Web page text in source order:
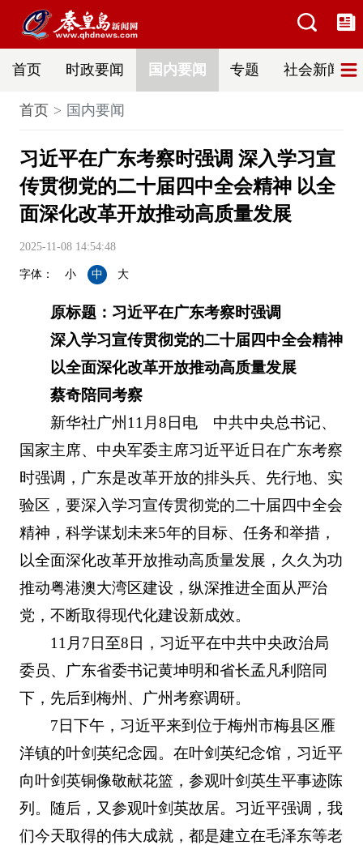
首页 时政要闻 国内要闻 专题 社会新闻
首页 国内要闻
习近平在广东考察时强调 深入学习宣
传贯彻党的二十届四中全会精神 以全
面深化改革开放推动高质量发展
2025-11-08 14:54:48
字体： 小 中 大
原标题：习近平在广东考察时强调
深入学习宣传贯彻党的二十届四中全会精神
以全面深化改革开放推动高质量发展
蔡奇陪同考察
新华社广州11月8日电 中共中央总书记、
国家主席、中央军委主席习近平近日在广东考察
时强调，广东是改革开放的排头兵、先行地、实
验区，要深入学习宣传贯彻党的二十届四中全会
精神，科学谋划未来5年的目标、任务和举措，
以全面深化改革开放推动高质量发展，久久为功
推动粤港澳大湾区建设，纵深推进全面从严治
党，不断取得现代化建设新成效。
11月7日至8日，习近平在中共中央政治局
委员、广东省委书记黄坤明和省长孟凡利陪同
下，先后到梅州、广州考察调研。
7日下午，习近平来到位于梅州市梅县区雁
洋镇的叶剑英纪念园。在叶剑英纪念馆，习近平
向叶剑英铜像敬献花篮，参观叶剑英生平事迹陈
列。随后，又参观叶剑英故居。习近平强调，我
们今天取得的伟大成就，都是建立在毛泽东等老